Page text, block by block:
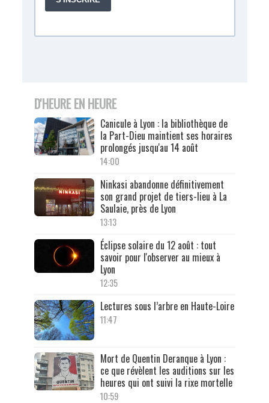
D'HEURE EN HEURE
Canicule à Lyon : la bibliothèque de
la Part-Dieu maintient ses horaires
prolongés jusqu'au 14 août
14:00
Ninkasi abandonne définitivement
son grand projet de tiers-lieu à La
Saulaie, près de Lyon
13:13
Éclipse solaire du 12 août : tout
savoir pour l'observer au mieux à
Lyon
12:35
Lectures sous l’arbre en Haute-Loire
11:47
Mort de Quentin Deranque à Lyon :
ce que révèlent les auditions sur les
heures qui ont suivi la rixe mortelle
10:59